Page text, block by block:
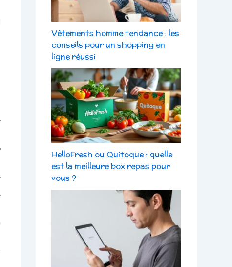
Vêtements homme tendance : les
conseils pour un shopping en
ligne réussi
HelloFresh ou Quitoque : quelle
est la meilleure box repas pour
vous ?